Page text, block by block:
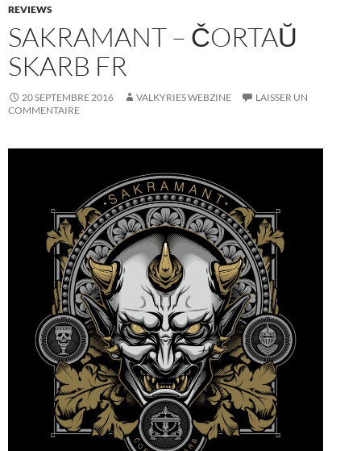
REVIEWS
SAKRAMANT – ČORTAŬ
SKARB FR
20 SEPTEMBRE 2016 VALKYRIES WEBZINE
LAISSER UN
COMMENTAIRE